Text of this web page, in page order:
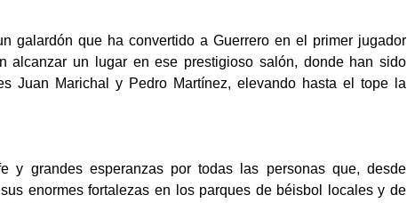
galardón que ha convertido a Guerrero en el primer jugador
alcanzar un lugar en ese prestigioso salón, donde han sido
Juan Marichal y Pedro Martínez, elevando hasta el tope la
y grandes esperanzas por todas las personas que, desde
enormes fortalezas en los parques de béisbol locales y de